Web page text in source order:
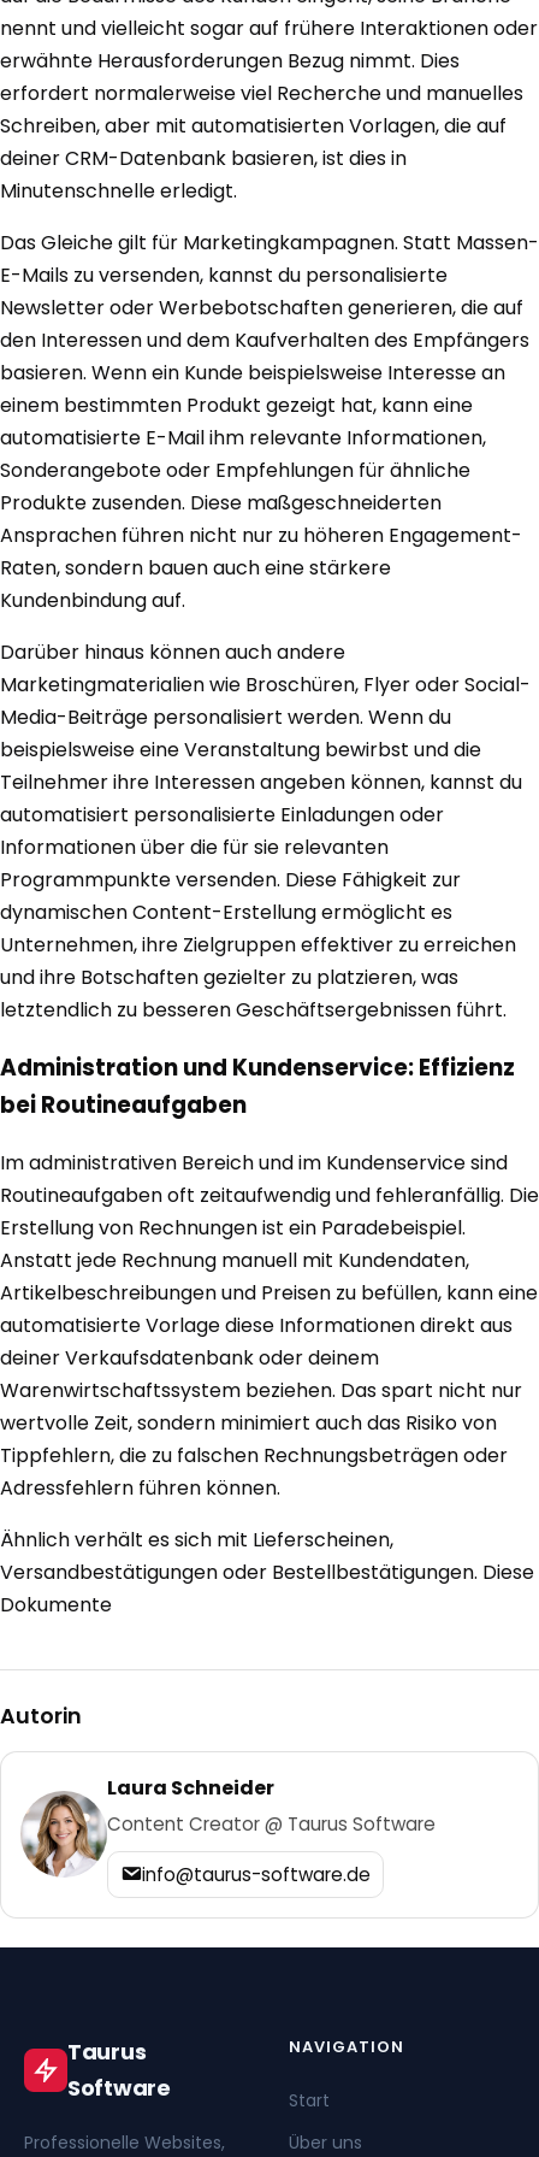
nennt und vielleicht sogar auf frühere Interaktionen oder
erwähnte Herausforderungen Bezug nimmt. Dies
erfordert normalerweise viel Recherche und manuelles
Schreiben, aber mit automatisierten Vorlagen, die auf
deiner CRM-Datenbank basieren, ist dies in
Minutenschnelle erledigt.
Das Gleiche gilt für Marketingkampagnen. Statt Massen-
E-Mails zu versenden, kannst du personalisierte
Newsletter oder Werbebotschaften generieren, die auf
den Interessen und dem Kaufverhalten des Empfängers
basieren. Wenn ein Kunde beispielsweise Interesse an
einem bestimmten Produkt gezeigt hat, kann eine
automatisierte E-Mail ihm relevante Informationen,
Sonderangebote oder Empfehlungen für ähnliche
Produkte zusenden. Diese maßgeschneiderten
Ansprachen führen nicht nur zu höheren Engagement-
Raten, sondern bauen auch eine stärkere
Kundenbindung auf.
Darüber hinaus können auch andere
Marketingmaterialien wie Broschüren, Flyer oder Social-
Media-Beiträge personalisiert werden. Wenn du
beispielsweise eine Veranstaltung bewirbst und die
Teilnehmer ihre Interessen angeben können, kannst du
automatisiert personalisierte Einladungen oder
Informationen über die für sie relevanten
Programmpunkte versenden. Diese Fähigkeit zur
dynamischen Content-Erstellung ermöglicht es
Unternehmen, ihre Zielgruppen effektiver zu erreichen
und ihre Botschaften gezielter zu platzieren, was
letztendlich zu besseren Geschäftsergebnissen führt.
Administration und Kundenservice: Effizienz
bei Routineaufgaben
Im administrativen Bereich und im Kundenservice sind
Routineaufgaben oft zeitaufwendig und fehleranfällig. Die
Erstellung von Rechnungen ist ein Paradebeispiel.
Anstatt jede Rechnung manuell mit Kundendaten,
Artikelbeschreibungen und Preisen zu befüllen, kann eine
automatisierte Vorlage diese Informationen direkt aus
deiner Verkaufsdatenbank oder deinem
Warenwirtschaftssystem beziehen. Das spart nicht nur
wertvolle Zeit, sondern minimiert auch das Risiko von
Tippfehlern, die zu falschen Rechnungsbeträgen oder
Adressfehlern führen können.
Ähnlich verhält es sich mit Lieferscheinen,
Versandbestätigungen oder Bestellbestätigungen. Diese
Dokumente
Autorin
Laura Schneider
Content Creator @ Taurus Software
info@taurus-software.de
Taurus
Software
Professionelle Websites,
NAVIGATION
Start
Über uns